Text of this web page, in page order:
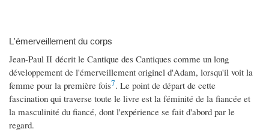
L'émerveillement du corps
Jean-Paul II décrit le Cantique des Cantiques comme un long
développement de l'émerveillement originel d'Adam, lorsqu'il voit la
femme pour la première fois7. Le point de départ de cette
fascination qui traverse toute le livre est la féminité de la fiancée et
la masculinité du fiancé, dont l'expérience se fait d'abord par le
regard.